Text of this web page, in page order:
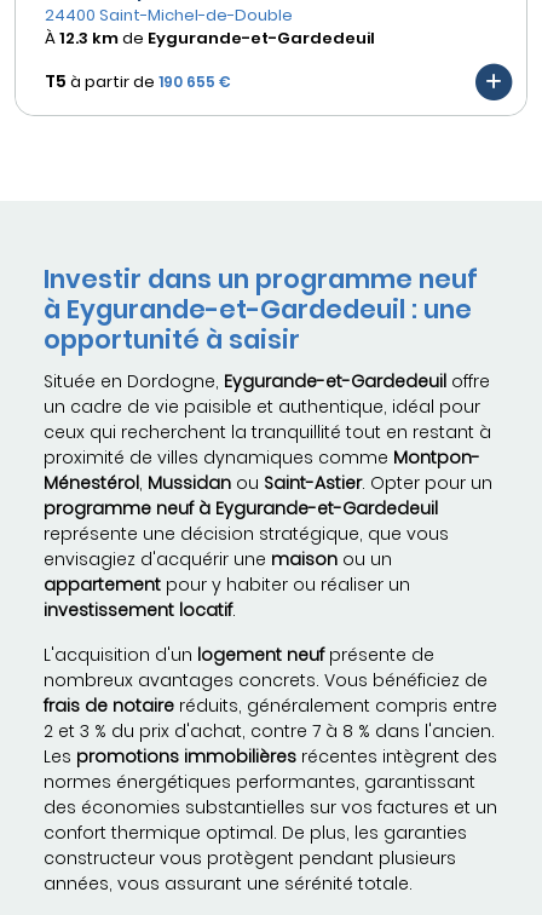
24400 Saint-Michel-de-Double
À12.3 kmde Eygurande-et-Gardedeuil
T5 à partir de 190 655 €
Investir dans un programme neuf
à Eygurande-et-Gardedeuil : une
opportunité à saisir
Située en Dordogne, Eygurande-et-Gardedeuil offre
un cadre de vie paisible et authentique, idéal pour
ceux qui recherchent la tranquillité tout en restant à
proximité de villes dynamiques comme Montpon-
Ménestérol, Mussidan ou Saint-Astier. Opter pour un
programme neuf à Eygurande-et-Gardedeuil
représente une décision stratégique, que vous
envisagiez d'acquérir une maison ou un
appartement pour y habiter ou réaliser un
investissement locatif.
L'acquisition d'un logement neufprésente de
nombreux avantages concrets. Vous bénéficiez de
frais de notaire réduits, généralement compris entre
2 et 3 % du prix d'achat, contre 7 à 8 % dans l'ancien.
Les promotions immobilières récentes intègrent des
normes énergétiques performantes, garantissant
des économies substantielles sur vos factures et un
confort thermique optimal. De plus, les garanties
constructeur vous protègent pendant plusieurs
années, vous assurant une sérénité totale.